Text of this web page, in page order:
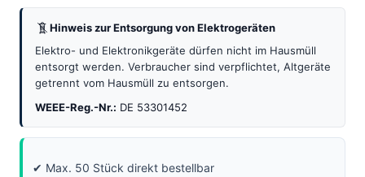
Schnellladekabel
25cm
2m
Menge
Hinweis zur Entsorgung von Elektrogeräten
Elektro- und Elektronikgeräte dürfen nicht im Hausmüll
entsorgt werden. Verbraucher sind verpflichtet, Altgeräte
getrennt vom Hausmüll zu entsorgen.
WEEE-Reg.-Nr.: DE 53301452
✔ Max. 50 Stück direkt bestellbar